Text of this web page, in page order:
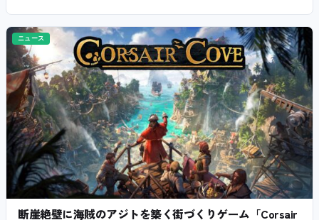
ニュース
断崖絶壁に海賊のアジトを築く街づくりゲーム「Corsair